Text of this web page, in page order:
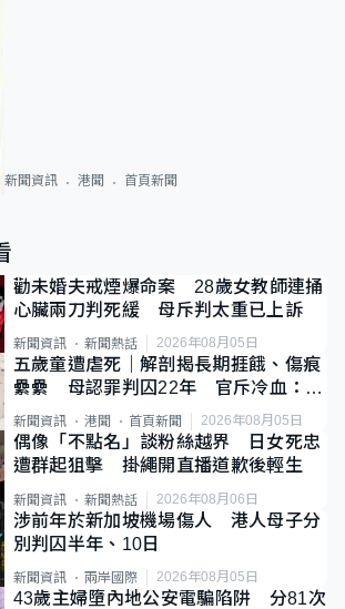
新聞資訊 港聞 首頁新聞
勸未婚夫戒煙爆命案 28歲女教師連捅
心臟兩刀判死緩 母斥判太重已上訴
新聞資訊 新聞熱話 2026年08月05日
五歲童遭虐死｜解剖揭長期捱餓、傷痕
纍纍 母認罪判囚22年 官斥冷血：同
類案最惡劣
新聞資訊 港聞 首頁新聞 2026年08月05日
偶像「不點名」談粉絲越界 日女死忠
遭群起狙擊 掛繩開直播道歉後輕生
新聞資訊 新聞熱話 2026年08月06日
涉前年於新加坡機場傷人 港人母子分
別判囚半年、10日
新聞資訊 兩岸國際 2026年08月05日
43歲主婦墮內地公安電騙陷阱 分81次